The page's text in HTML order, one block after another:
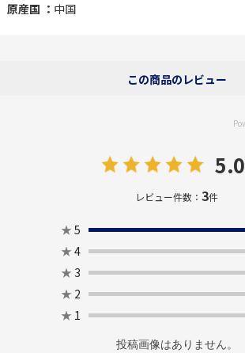
原産国 ： 中国
この商品のレビュー
5.0
レビュー件数：3件
★ 5
★ 4
★ 3
★ 2
★ 1
投稿画像はありません。